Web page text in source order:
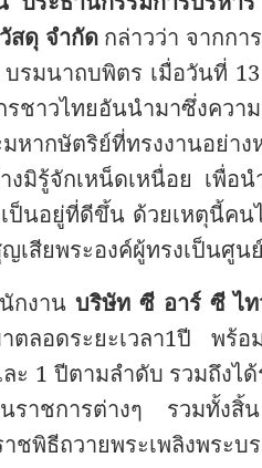
ดุ จำกัด กล่าวว่า จากกา
รมนาถบพิตร เมื่อวันที่
ชาวไทยอันนำมาซึ่งควา
หากษัตริย์ที่ทรงงานอย่า
มิรู้จักเหน็ดเหนื่อย เพื่อ
ป็นอยู่ที่ดีขึ้น ด้วยเหตุนี้คน
เสียพระองค์ผู้ทรงเป็นศู
กงาน บริษัท ซี อาร์ ซี ไ
ตลอดระยะเวลา1ปี พร้
ะ 1 ปีตามลำดับ รวมถึงไ
นราชการต่างๆ รวมทั้
ชพิธีถวายพระเพลิงพระบ